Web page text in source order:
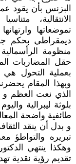
البزنس بأن يقود
الانتقالية،
تموضعاتها
ديمقراطي بحكم
منظومة
حقل المضاربات
بعملية التحول هي
وبهذا المقام
الذي نعت العظم و
بلوثة ليبرالية
طائفية واضحة
و بدل أن ينقد
تبريره والتواطؤ
وهكذا ينتهي
تقديم رؤية نقدية